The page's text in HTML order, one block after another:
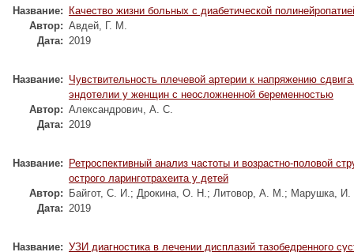
Название:
Качество жизни больных с диабетической
Автор: Авдей, Г. М.
Дата: 2019
Название: Чувствительность плечевой артерии к напряжению
эндотелии у женщин с неосложненной беременностью
Автор: Александрович, А. С.
Дата: 2019
Название:
Ретроспективный анализ частоты и возрастно-половой
острого ларинготрахеита у детей
Автор:
Байгот, С. И.; Дрокина, О. Н.; Литовор, А. М.; Марушка, И.
Дата: 2019
Название: УЗИ диагностика в лечении дисплазий тазобедренного